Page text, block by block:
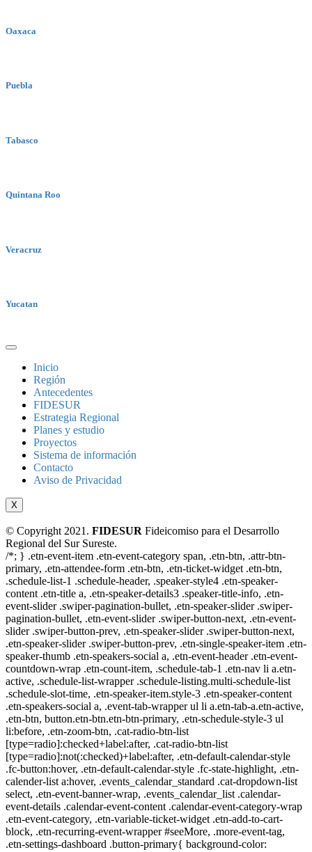
Oaxaca
Puebla
Tabasco
Quintana Roo
Veracruz
Yucatan
Inicio
Región
Antecedentes
FIDESUR
Estrategia Regional
Planes y estudio
Proyectos
Sistema de información
Contacto
Aviso de Privacidad
X
© Copyright 2021. FIDESUR Fideicomiso para el Desarrollo
Regional del Sur Sureste.
/*; } .etn-event-item .etn-event-category span, .etn-btn, .attr-btn-
primary, .etn-attendee-form .etn-btn, .etn-ticket-widget .etn-btn,
.schedule-list-1 .schedule-header, .speaker-style4 .etn-speaker-
content .etn-title a, .etn-speaker-details3 .speaker-title-info, .etn-
event-slider .swiper-pagination-bullet, .etn-speaker-slider .swiper-
pagination-bullet, .etn-event-slider .swiper-button-next, .etn-event-
slider .swiper-button-prev, .etn-speaker-slider .swiper-button-next,
.etn-speaker-slider .swiper-button-prev, .etn-single-speaker-item .etn-
speaker-thumb .etn-speakers-social a, .etn-event-header .etn-event-
countdown-wrap .etn-count-item, .schedule-tab-1 .etn-nav li a.etn-
active, .schedule-list-wrapper .schedule-listing.multi-schedule-list
.schedule-slot-time, .etn-speaker-item.style-3 .etn-speaker-content
.etn-speakers-social a, .event-tab-wrapper ul li a.etn-tab-a.etn-active,
.etn-btn, button.etn-btn.etn-btn-primary, .etn-schedule-style-3 ul
li:before, .etn-zoom-btn, .cat-radio-btn-list
[type=radio]:checked+label:after, .cat-radio-btn-list
[type=radio]:not(:checked)+label:after, .etn-default-calendar-style
.fc-button:hover, .etn-default-calendar-style .fc-state-highlight, .etn-
calender-list a:hover, .events_calendar_standard .cat-dropdown-list
select, .etn-event-banner-wrap, .events_calendar_list .calendar-
event-details .calendar-event-content .calendar-event-category-wrap
.etn-event-category, .etn-variable-ticket-widget .etn-add-to-cart-
block, .etn-recurring-event-wrapper #seeMore, .more-event-tag,
.etn-settings-dashboard .button-primary{ background-color: